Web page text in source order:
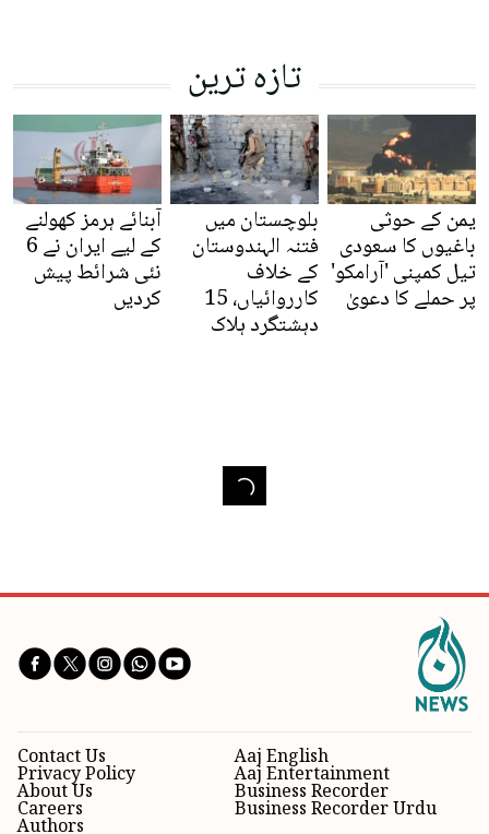
تازہ ترین
یمن کے حوثی
باغیوں کا سعودی
تیل کمپنی 'آرامکو'
پر حملے کا دعویٰ
بلوچستان میں
فتنہ الہندوستان
کے خلاف
کارروائیاں، 15
دہشتگرد ہلاک
آبنائے ہرمز کھولنے
کے لیے ایران نے 6
نئی شرائط پیش
کردیں
Aaj English
Aaj Entertainment
Business Recorder
Business Recorder Urdu
Contact Us
Privacy Policy
About Us
Careers
Authors